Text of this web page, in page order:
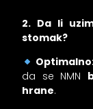
2. Da li
stomak?
da se NMN
hrane.